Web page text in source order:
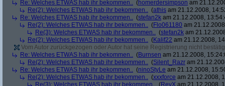
Re: Welches ETWAS hab ihr bekommen.. (homerdersimpson am
Re(2): Welches ETWAS hab ihr bekommen.. (athis am 21.12.2008,
Re: Welches ETWAS hab ihr bekommen.. (stefan2k am 21.12.2008,
Re(2): Welches ETWAS hab ihr bekommen.. (Flo061180 am
Re(3): Welches ETWAS hab ihr bekommen.. (stefan2k am
Re(2): Welches ETWAS hab ihr bekommen.. (Kalif22 am 21.12.2008,
Vom Autor zurückgezogen oder Autor hat seine Registrierung nicht
Re: Welches ETWAS hab ihr bekommen.. (Burnsen am 21.12.2008,
Re(2): Welches ETWAS hab ihr bekommen.. (Silent_Razr am
Re: Welches ETWAS hab ihr bekommen.. (ninoStyLe am 21.12.2008,
Re(2): Welches ETWAS hab ihr bekommen.. (xxxforce am 21.12.2008,
Re(3): Welches ETWAS hab ihr bekommen.. (RevX am 21.12.2008,